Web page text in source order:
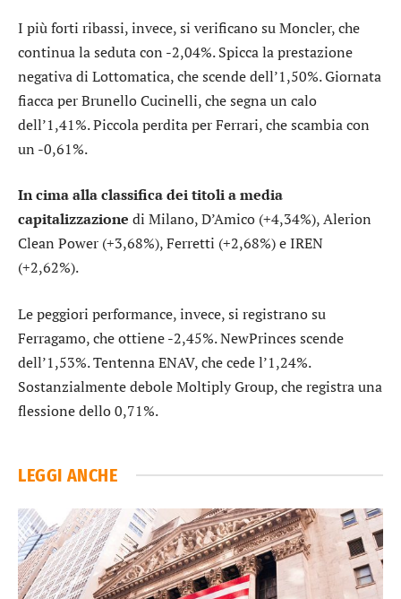
I più forti ribassi, invece, si verificano suMoncler, che
continua la seduta con -2,04%. Spicca la prestazione
negativa di Lottomatica, che scende dell’1,50%. Giornata
fiacca perBrunello Cucinelli, che segna un calo
dell’1,41%. Piccola perdita perFerrari, che scambia con
un -0,61%.
In cima alla classifica dei titoli a media
capitalizzazione di Milano,D’Amico (+4,34%),Alerion
Clean Power (+3,68%),Ferretti (+2,68%) eIREN
(+2,62%).
Le peggiori performance, invece, si registrano su
Ferragamo, che ottiene -2,45%.NewPrinces scende
dell’1,53%. TentennaENAV, che cede l’1,24%.
Sostanzialmente deboleMoltiply Group, che registra una
flessione dello 0,71%.
LEGGI ANCHE